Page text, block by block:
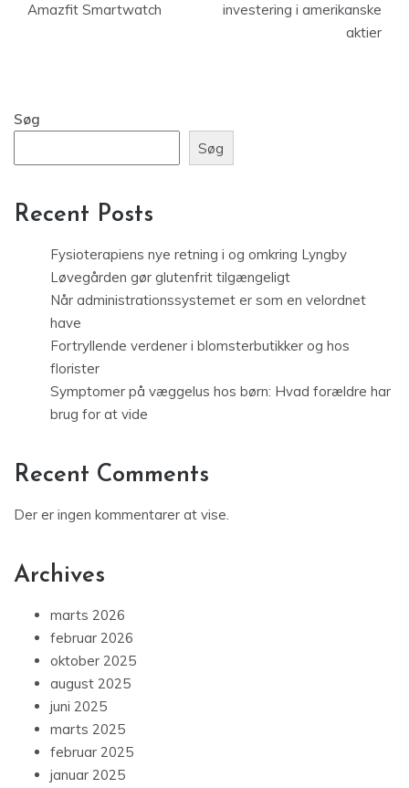
Amazfit Smartwatch
investering i amerikanske
aktier
Søg
Søg
Recent Posts
Fysioterapiens nye retning i og omkring Lyngby
Løvegården gør glutenfrit tilgængeligt
Når administrationssystemet er som en velordnet
have
Fortryllende verdener i blomsterbutikker og hos
florister
Symptomer på væggelus hos børn: Hvad forældre har
brug for at vide
Recent Comments
Der er ingen kommentarer at vise.
Archives
marts 2026
februar 2026
oktober 2025
august 2025
juni 2025
marts 2025
februar 2025
januar 2025